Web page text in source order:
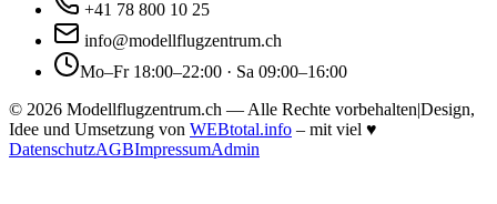
+41 78 800 10 25
info@modellflugzentrum.ch
Mo–Fr 18:00–22:00 · Sa 09:00–16:00
© 2026 Modellflugzentrum.ch — Alle Rechte vorbehalten|Design,
Idee und Umsetzung von WEBtotal.info – mit viel ♥
DatenschutzAGBImpressumAdmin